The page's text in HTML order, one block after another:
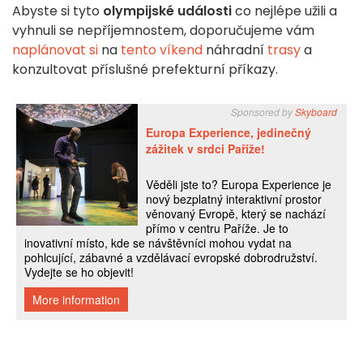
Abyste si tyto olympijské událostico nejlépe užili a
vyhnuli se nepříjemnostem, doporučujeme vám
naplánovat si na tento víkend náhradní trasya
konzultovat příslušné prefekturní příkazy.